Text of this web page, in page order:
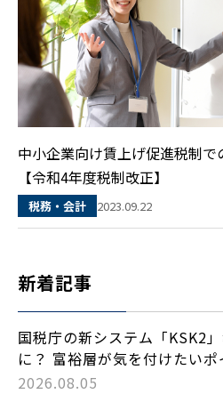
中小企業向け賃上げ促進税制
【令和4年度税制改正】
税務・会計 2023.09.22
新着記事
国税庁の新システム「KSK2
に？ 富裕層が気を付けたいポ
2026.08.05